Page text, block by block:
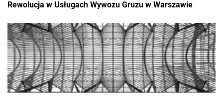
Rewolucja w Usługach Wywozu Gruzu w Warszawie